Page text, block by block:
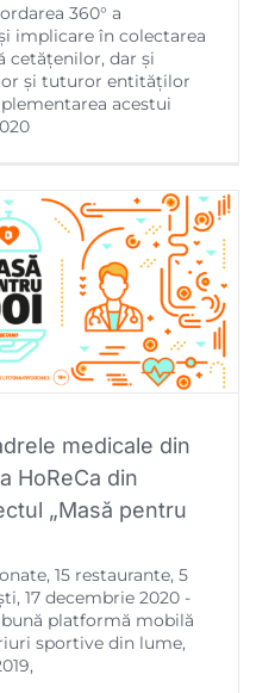
360° a
implicare în colectarea
cetățenilor, dar și
și tuturor entităților
acestui
medicale din
HoReCa din
„Masă pentru
15 restaurante, 5
17 decembrie 2020 -
bună platformă mobilă
sportive din lume,